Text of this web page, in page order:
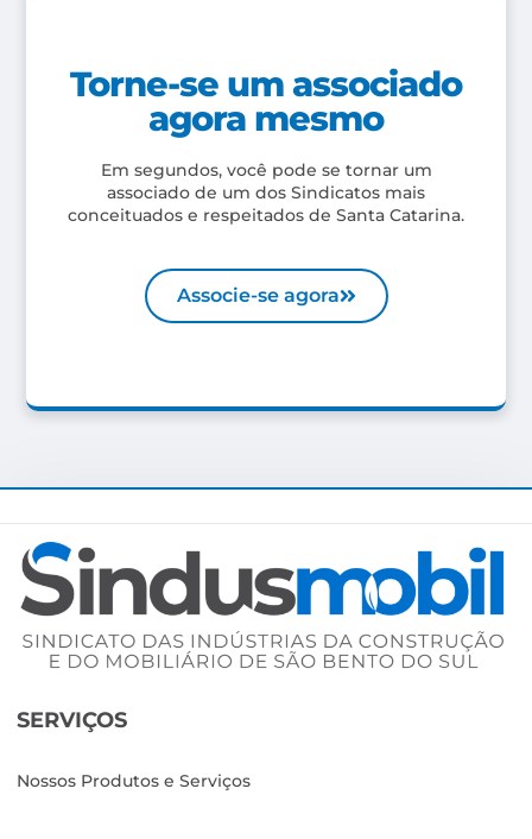
Torne-se um associado
agora mesmo
Em segundos, você pode se tornar um
associado de um dos Sindicatos mais
conceituados e respeitados de Santa Catarina.
Associe-se agora
SERVIÇOS
Nossos Produtos e Serviços